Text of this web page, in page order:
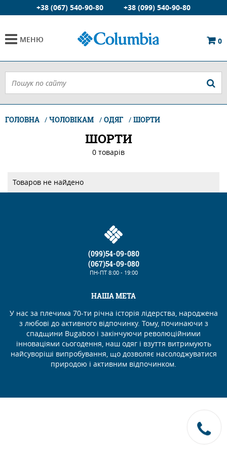
+38 (067) 540-90-80 +38 (099) 540-90-80
МЕНЮ 0
ГОЛОВНА ЧОЛОВІКАМ ОДЯГ ШОРТИ
ШОРТИ
0 товарiв
Товаров не найдено
(099)54-09-080
(067)54-09-080
ПН-ПТ8:00 - 19:00
НАША МЕТА
У нас за плечима 70-ти річна історія лідерства, народжена
з любові до активного відпочинку. Тому, починаючи з
спадщини Bugaboo і закінчуючи революційними
інноваціями сьогодення, наш одяг і взуття витримують
найсуворіші випробування, що дозволяє насолоджуватися
природою і активним відпочинком.